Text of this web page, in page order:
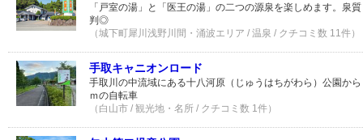
「戸室の湯」と「医王の湯」の二つの源泉を楽しめます。泉
判◎
（城下町犀川浅野川間・涌波エリア / 温泉 / クチコミ数 11件）
手取キャニオンロード
手取川の中流域にある十八河原（じゅうはちがわら）公園か
ｍの自転車
（白山市 / 観光地・名所 / クチコミ数 1件）